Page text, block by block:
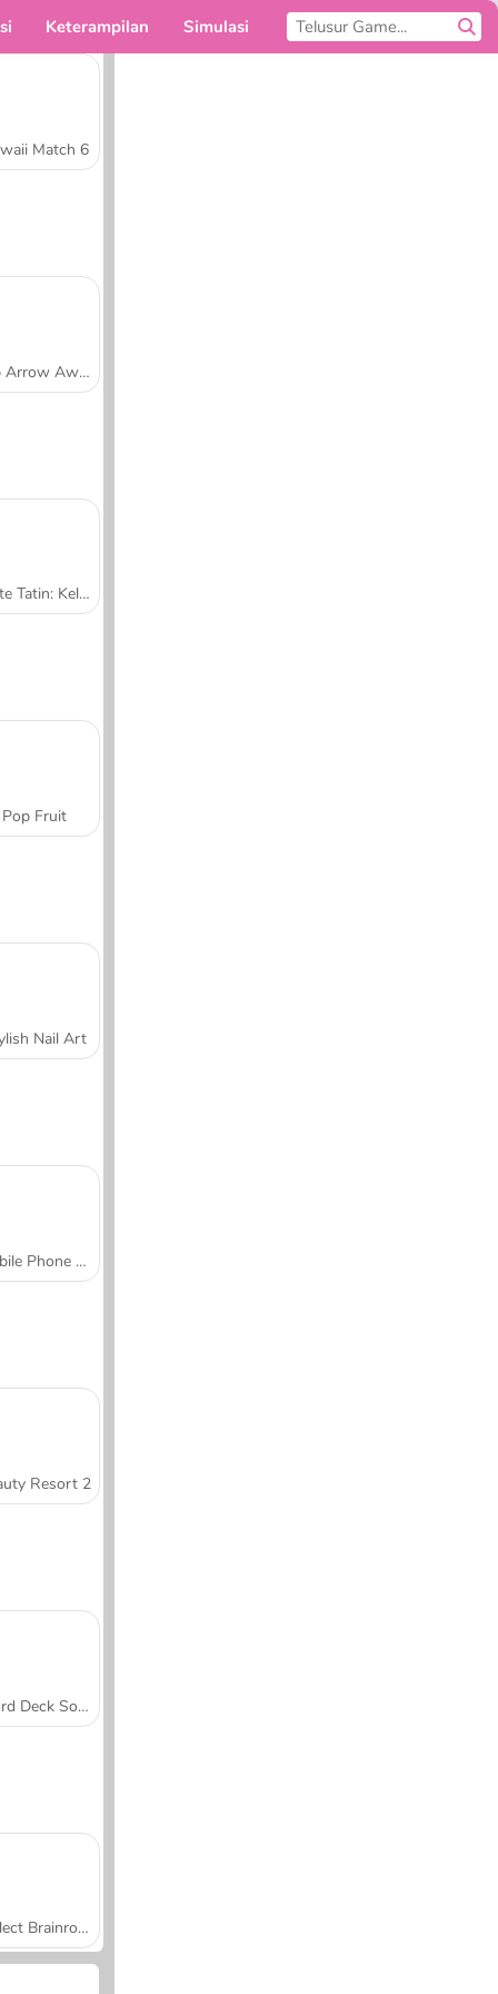
Keterampilan Simulasi
Match 6
Tap Arrow Away
Tarte Tatin: Kelas Memasak Sara
Pop Fruit
Nail Art
Mobile Phone Case Design & DIY
Resort 2
Word Deck Solitaire
Collect Brainrot Arena